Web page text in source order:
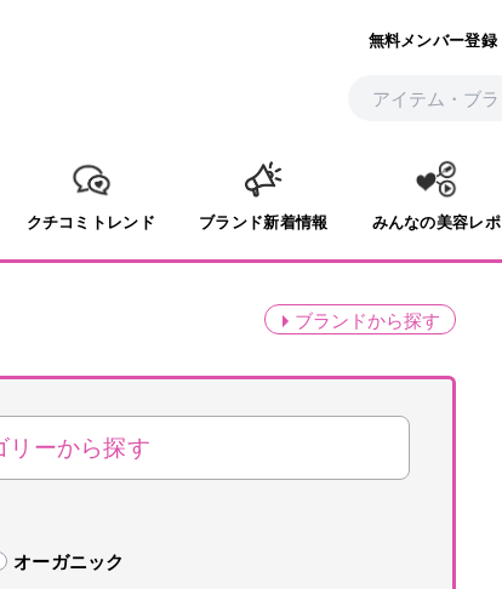
無料メンバー登録
クチコミトレンド ブランド新着情報 みんなの美容レポ
ブランドから探す
リーから探す
オーガニック